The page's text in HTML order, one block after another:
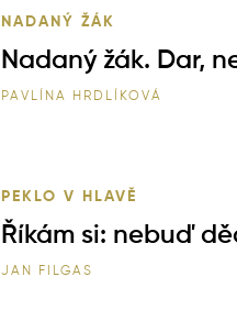
NADANÝ ŽÁK
Nadaný žák. Dar,
PAVLÍNA HRDLÍKOVÁ
PEKLO V HLAVĚ
Říkám si: nebuď
JAN FILGAS